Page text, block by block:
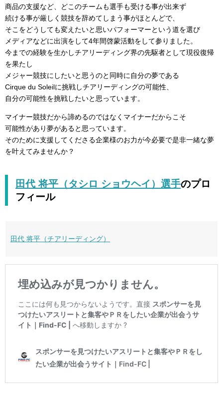
商品の支援など、どこのチームも選手も受ける事が出来ず
続ける事が厳しく競技を辞めてしまう事がほとんどで、
そこをどうしても変えたいと思いパフォーマーという道を選び
メディアなどに出演をして4年間啓蒙活動をして参りました。
今までの経験を生かしチアリーディング界の先駆者として現役復帰
を果たし
メジャー競技にしたいと思うのと同時に自分の夢である
Cirque du Soleilに挑戦しチアリーディングの可能性、
自分の可能性を挑戦したいと思っています。
マイナー競技だから諦めるのではなくマイナーだからこそ
可能性があり夢があると思っています。
そのために支援してくださる企業様のお力が今必要で是非一緒な夢
を叶えてみませんか？
田代 将平（タシロ ショウヘイ）選手のプロ
フィール
田代 将平（チアリーディング）